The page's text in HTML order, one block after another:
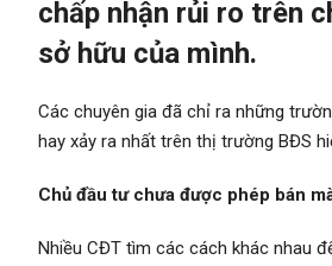
chấp nhận rủi ro trên
sở hữu của mình.
Các chuyên gia đã chỉ ra những
hay xảy ra nhất trên thị trường BĐS
Chủ đầu tư chưa được phép bán
Nhiều CĐT tìm các cách khác nhau